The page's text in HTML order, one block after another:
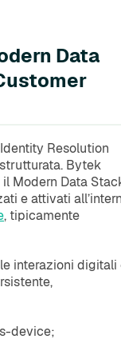
Data
Resolution
Bytek
Modern Data
e attivati
, tipicamente
interazioni digitali
device;